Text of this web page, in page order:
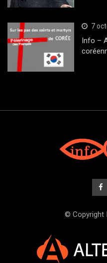
7
Info –
© Copyright